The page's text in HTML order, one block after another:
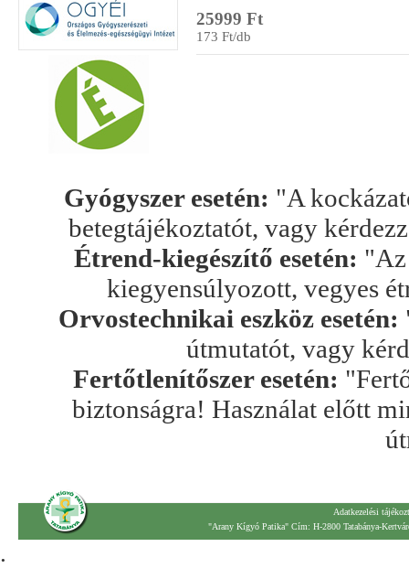
25999 Ft
173 Ft/db
Gyógyszer esetén: "A
betegtájékoztatót, vagy
Étrend-kiegészítő esetén: "Az
kiegyensúlyozott, vegyes
Orvostechnikai eszköz esetén:
útmutatót, vagy
Fertőtlenítőszer esetén:
biztonságra! Használat előtt
Adatkezelési
"Arany Kígyó Patika" Cím: H-2800 Tatabánya-
.